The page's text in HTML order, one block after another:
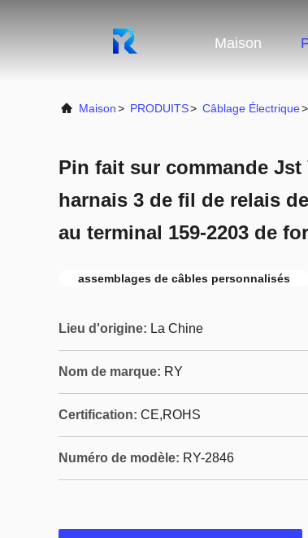
Maison
Maison> PRODUITS> Câblage Électrique>
Pin fait sur commande
harnais 3 de fil de relais
au terminal 159-2203 de
assemblages de câbles personnalisés
Lieu d'origine: La Chine
Nom de marque: RY
Certification: CE,ROHS
Numéro de modèle: RY-2846